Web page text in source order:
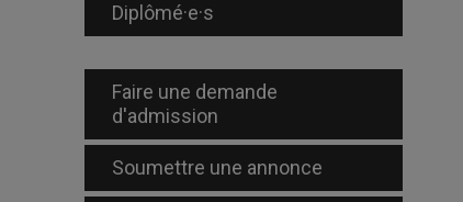
Diplômé·e·s
Faire une demande
d'admission
Soumettre une annonce